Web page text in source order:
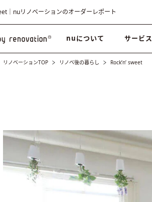
｜nuリノベーションのオーダーレポート
nuについて サービス
リノベーションTOP リノベ後の暮らし Rock’n’ sweet